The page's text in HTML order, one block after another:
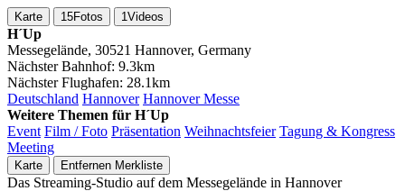
Karte 15Fotos 1Videos
H´Up
Messegelände, 30521 Hannover, Germany
Nächster Bahnhof: 9.3km
Nächster Flughafen: 28.1km
Deutschland Hannover Hannover Messe
Weitere Themen für H´Up
Event Film / Foto Präsentation Weihnachtsfeier Tagung & Kongress
Meeting
Karte Entfernen Merkliste
Das Streaming-Studio auf dem Messegelände in Hannover